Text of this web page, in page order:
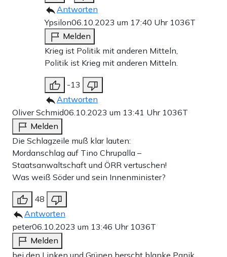
Antworten
Ypsilon06.10.2023 um 17:40 Uhr 1036T
Melden
Krieg ist Politik mit anderen Mitteln,
Politik ist Krieg mit anderen Mitteln.
-13
Antworten
Oliver Schmid06.10.2023 um 13:41 Uhr 1036T
Melden
Die Schlagzeile muß klar lauten:
Mordanschlag auf Tino Chrupalla –
Staatsanwaltschaft und ÖRR vertuschen!
Was weiß Söder und sein Innenminister?
48
Antworten
peter06.10.2023 um 13:46 Uhr 1036T
Melden
bei den Linken und Grünen herscht blanke Panik.